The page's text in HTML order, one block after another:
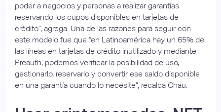
poder a negocios y personas a realizar garantías
reservando los cupos disponibles en tarjetas de
crédito”, agrega. Una de las razones para seguir con
este modelo fue que “en Latinoamérica hay un 65% de
las líneas en tarjetas de crédito inutilizado y mediante
Preauth, podemos verificar la posibilidad de uso,
gestionarlo, reservarlo y convertir ese saldo disponible
en una garantía cuando lo necesite”, recalca Chau.